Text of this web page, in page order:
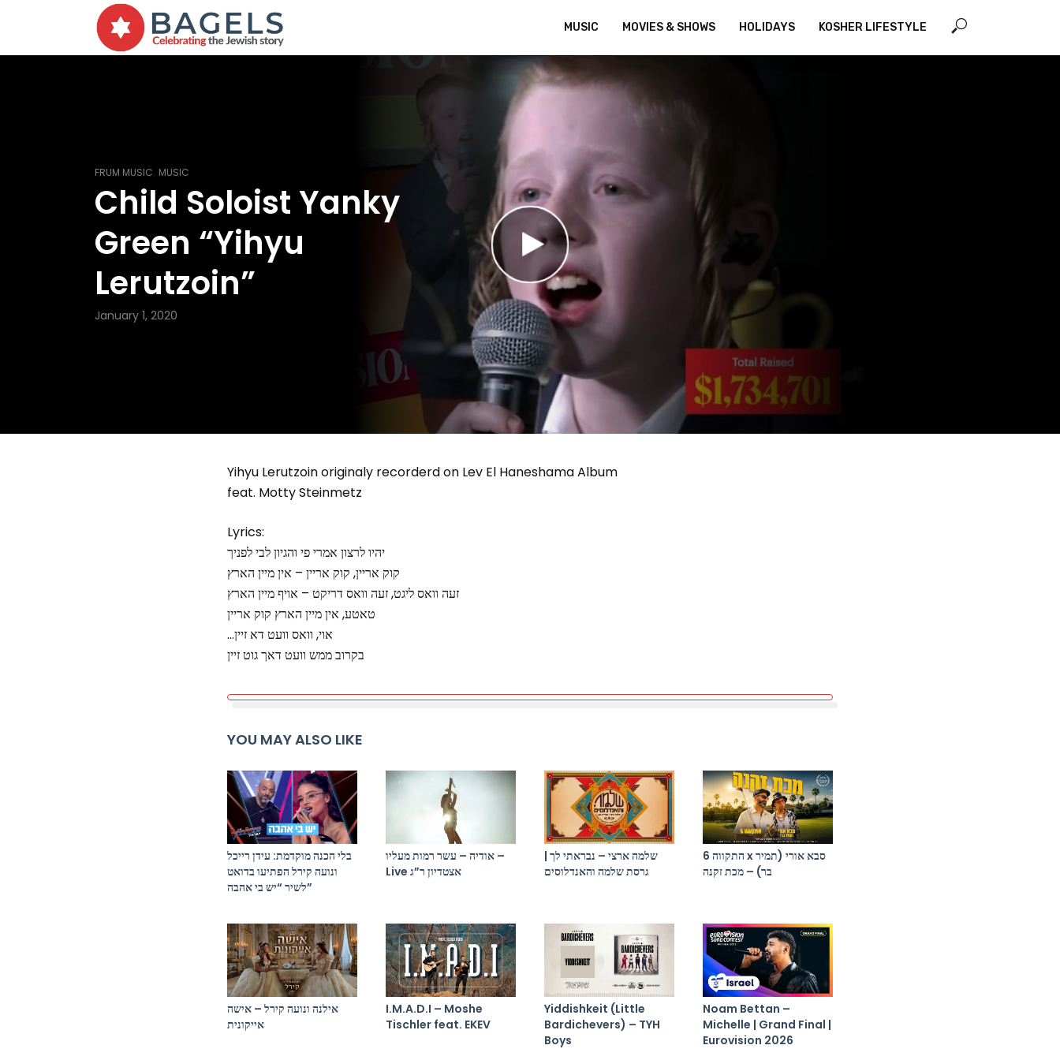
MUSIC MOVIES & SHOWS HOLIDAYS KOSHER LIFESTYLE
FRUM MUSIC MUSIC
Child Soloist Yanky
Green “Yihyu
Lerutzoin”
January 1, 2020
Yihyu Lerutzoin originaly recorderd on Lev El Haneshama Album
feat. Motty Steinmetz
Lyrics:
יהיו לרצון אמרי פי והגיון לבי לפניך
קוק אריין, קוק אריין – אין מיין הארץ
זעה וואס ליגט, זעה וואס דריקט – אויף מיין הארץ
טאטע, אין מיין הארץ קוק אריין
…אוי, וואס וועט דא זיין
בקרוב ממש וועט דאך גוט זיין
YOU MAY ALSO LIKE
בלי הכנה מוקדמת: עידן רייכל
ונועה קירל הפתיעו בדואט
לשיר “יש בי אהבה”
אודיה – עשר רמות מעליו –
Live אצטדיון ר”ג
שלמה ארצי – נבראתי לך |
גרסת שלמה והאנדלוסים
התקווה 6 x סבא אורי (תמיר
בר) – מכת זקנה
אילנה ונועה קירל – אישה
אייקונית
I.M.A.D.I – Moshe
Tischler feat. EKEV
Yiddishkeit (Little
Bardichevers) – TYH
Boys
Noam Bettan –
Michelle | Grand Final |
Eurovision 2026